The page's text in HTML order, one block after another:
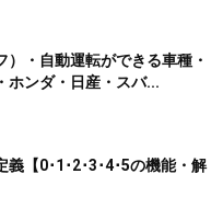
）・自動運転ができる車種・
ホンダ・日産・スバ...
義【0･1･2･3･4･5の機能・解